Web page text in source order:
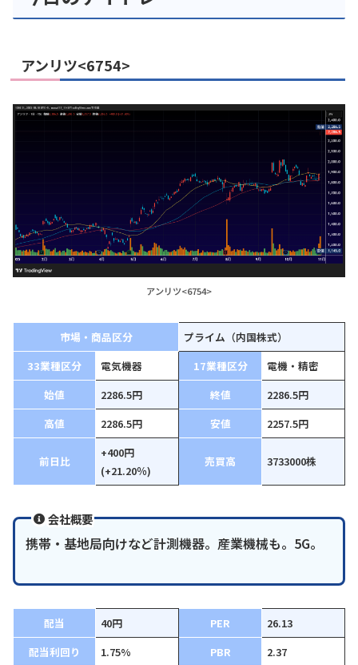
アンリツ<6754>
アンリツ<6754>
市場・商品区分
プライム（内国株式）
33業種区分
電気機器 17業種区分
電機・精密
始値
2286.5円 終値
2286.5円
高値
2286.5円 安値 2257.5円
前日比
+400円
(+21.20％)
売買高 3733000株
会社概要
携帯・基地局向けなど計測機器。産業機械も。5G。
配当 40円 PER
26.13
配当利回り
1.75% PBR
2.37